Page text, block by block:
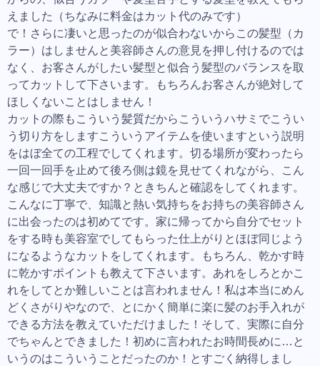
えました（ちなみに料金はカット代のみです）
で！さらに凄いと思ったのが似合わないからこの髪型（カ
ラー）はしませんと美容師さんの意見を押し付けるのでは
なく、お客さんがしたい髪型と似合う髪型のバランスを取
ってカットして下さいます。もちろんお客さんが絶対して
ほしくないことはしません！
カットの際もこういう髪質だからこういうハサミでこうい
う切り方をしますこういうアイテムを使いますという説明
をはぼ全ての工程でしてくれます。切る場所が変わったら
一回一回手を止めて後ろ側は鏡を見せてくれながら、こん
な感じで大丈夫ですか？ときちんと確認をしてくれます。
こんなに丁寧で、知識と熱い気持ちをお持ちの美容師さん
に出会ったのは初めてです。家に帰ってから自分でセット
をする時も美容室でしてもらった仕上がりとほぼ同じよう
になるようなカットをしてくれます。もちろん、乾かす時
に乾かすポイントも教えて下さいます。あれをしろとかこ
れをしてとか難しいことは言われません！私は本当にめん
どくさがりやなので、とにかく簡単に楽に髪のお手入れが
できる方法を教えていただけました！そして、実際に自分
でちゃんとできました！初めに言われたお時間長めに…と
いうのはこういうことだったのか！とすごく納得しまし